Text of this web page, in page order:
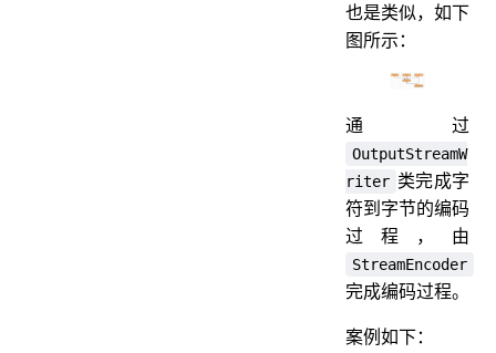
也是类似，如下
图所示：
通过
OutputStreamW
riter 类完成字
符到字节的编码
过程，由
StreamEncoder
完成编码过程。
案例如下：